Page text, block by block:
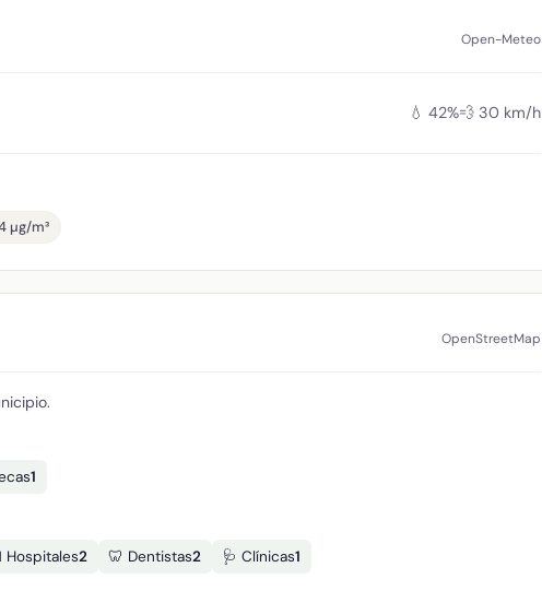
Open-Meteo
💧 42%💨 30 km/h
µg/m³
OpenStreetMap
1
Hospitales2 🦷 Dentistas2 🩺 Clínicas1